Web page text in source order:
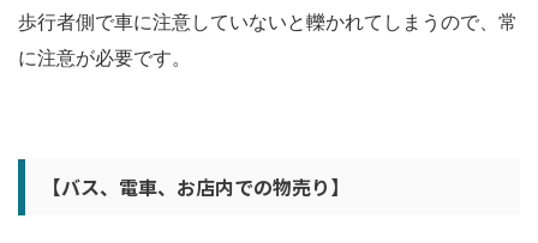
歩行者側で車に注意していないと轢かれてしまうので、常
に注意が必要です。
【バス、電車、お店内での物売り】